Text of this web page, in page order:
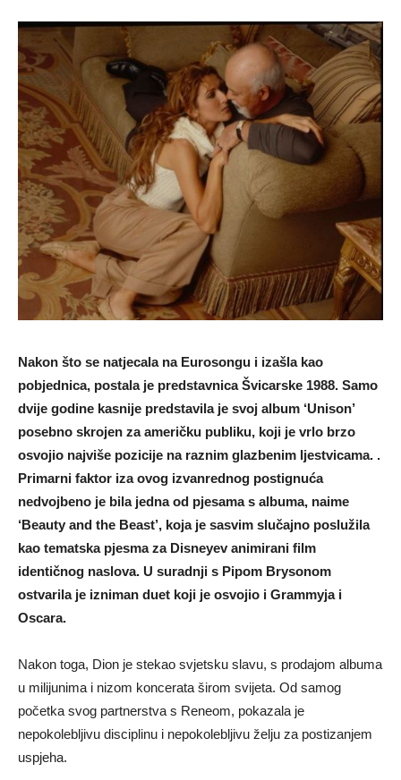
Nakon što se natjecala na Eurosongu i izašla kao
pobjednica, postala je predstavnica Švicarske 1988. Samo
dvije godine kasnije predstavila je svoj album ‘Unison’
posebno skrojen za američku publiku, koji je vrlo brzo
osvojio najviše pozicije na raznim glazbenim ljestvicama. .
Primarni faktor iza ovog izvanrednog postignuća
nedvojbeno je bila jedna od pjesama s albuma, naime
‘Beauty and the Beast’, koja je sasvim slučajno poslužila
kao tematska pjesma za Disneyev animirani film
identičnog naslova. U suradnji s Pipom Brysonom
ostvarila je izniman duet koji je osvojio i Grammyja i
Oscara.
Nakon toga, Dion je stekao svjetsku slavu, s prodajom albuma
u milijunima i nizom koncerata širom svijeta. Od samog
početka svog partnerstva s Reneom, pokazala je
nepokolebljivu disciplinu i nepokolebljivu želju za postizanjem
uspjeha.